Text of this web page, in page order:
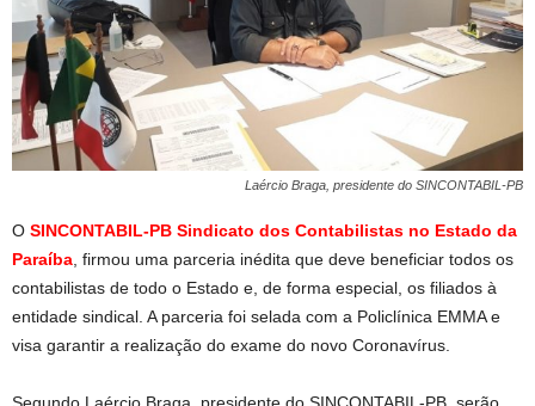
Laércio Braga, presidente do SINCONTABIL-PB
O SINCONTABIL-PB Sindicato dos Contabilistas no Estado da
Paraíba , firmou uma parceria inédita que deve beneficiar todos os
contabilistas de todo o Estado e, de forma especial, os filiados à
entidade sindical. A parceria foi selada com a Policlínica EMMA e
visa garantir a realização do exame do novo Coronavírus.
Segundo Laércio Braga, presidente do SINCONTABIL-PB, serão